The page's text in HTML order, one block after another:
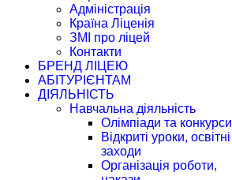
Адміністрація
Країна Ліценія
ЗМІ про ліцей
Контакти
БРЕНД ЛІЦЕЮ
АБІТУРІЄНТАМ
ДІЯЛЬНІСТЬ
Навчальна діяльність
Олімпіади та конкурси
Відкриті уроки, освітні
заходи
Організація роботи,